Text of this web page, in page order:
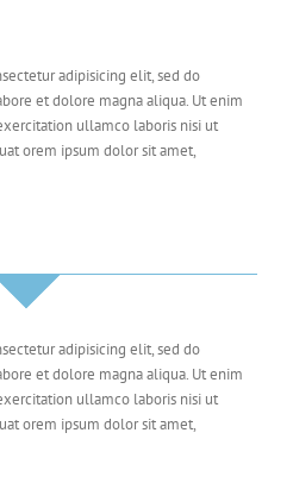
adipisicing elit, sed do
et dolore magna aliqua. Ut enim
ullamco laboris nisi ut
orem ipsum dolor sit amet,
adipisicing elit, sed do
et dolore magna aliqua. Ut enim
ullamco laboris nisi ut
orem ipsum dolor sit amet,